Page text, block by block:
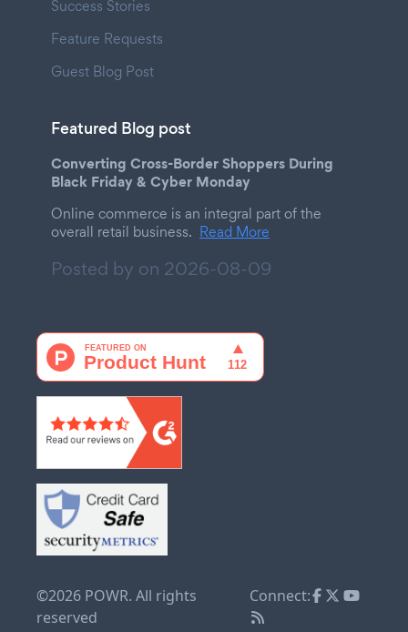
Success Stories
Feature Requests
Guest Blog Post
Featured Blog post
Converting Cross-Border Shoppers During
Black Friday & Cyber Monday
Online commerce is an integral part of the
overall retail business. Read More
Posted by on 2026-08-09
©2026 POWR. All rights
reserved
Connect: